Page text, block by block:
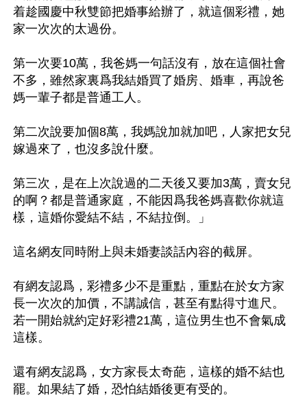
着趁國慶中秋雙節把婚事給辦了，就這個彩禮，她
家一次次的太過份。
第一次要10萬，我爸媽一句話沒有，放在這個社會
不多，雖然家裏爲我結婚買了婚房、婚車，再說爸
媽一輩子都是普通工人。
第二次說要加個8萬，我媽說加就加吧，人家把女兒
嫁過來了，也沒多說什麼。
第三次，是在上次說過的二天後又要加3萬，賣女兒
的啊？都是普通家庭，不能因爲我爸媽喜歡你就這
樣，這婚你愛結不結，不結拉倒。」
這名網友同時附上與未婚妻談話內容的截屏。
有網友認爲，彩禮多少不是重點，重點在於女方家
長一次次的加價，不講誠信，甚至有點得寸進尺。
若一開始就約定好彩禮21萬，這位男生也不會氣成
這樣。
還有網友認爲，女方家長太奇葩，這樣的婚不結也
罷。如果結了婚，恐怕結婚後更有受的。